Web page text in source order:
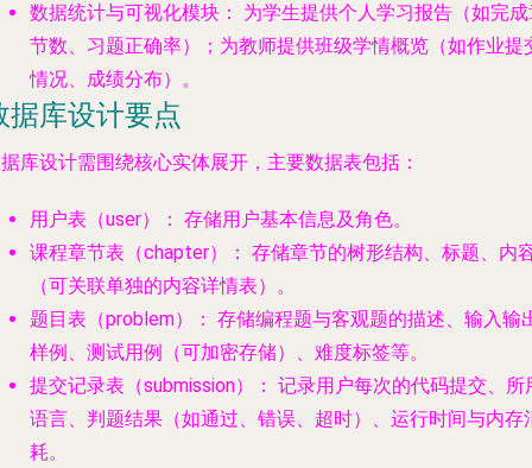
数据统计与可视化模块：
为学生提供个人学习报告（如完
节数、习题正确率）；为教师提供班级学情概览（如作业提
情况、成绩分布）。
据库设计要点
库设计需围绕核心实体展开，主要数据表包括：
用户表（user）： 存储用户基本信息及角色。
课程章节表（chapter）： 存储章节的树形结构、标题、内
（可关联单独的内容详情表）。
题目表（problem）： 存储编程题与客观题的描述、输入输
样例、测试用例（可加密存储）、难度标签等。
提交记录表（submission）： 记录用户每次的代码提交、所
语言、判题结果（如通过、错误、超时）、运行时间与内存
耗。